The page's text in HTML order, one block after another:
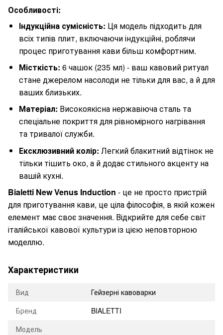
Особливості:
Індукційна сумісність: Ця модель підходить для
всіх типів плит, включаючи індукційні, роблячи
процес приготування кави більш комфортним.
Місткість: 6 чашок (235 мл) - ваш кавовий ритуал
стане джерелом насолоди не тільки для вас, а й для
ваших близьких.
Матеріал: Високоякісна нержавіюча сталь та
спеціальне покриття для рівномірного нагрівання
та тривалої служби.
Ексклюзивний колір: Легкий блакитний відтінок не
тільки тішить око, а й додає стильного акценту на
вашій кухні.
Bialetti New Venus Induction - це не просто пристрій
для приготування кави, це ціла філософія, в якій кожен
елемент має своє значення. Відкрийте для себе світ
італійської кавової культури із цією неповторною
моделлю.
Характеристики
Вид
Гейзерні кавоварки
Бренд
BIALETTI
Модель